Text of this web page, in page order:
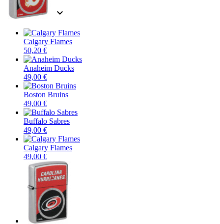
expand_more
Calgary Flames
50,20 €
Anaheim Ducks
49,00 €
Boston Bruins
49,00 €
Buffalo Sabres
49,00 €
Calgary Flames
49,00 €